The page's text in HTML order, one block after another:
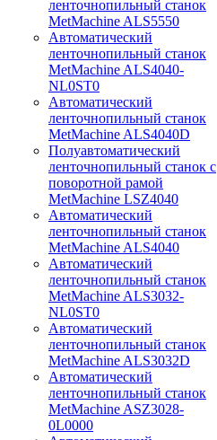
ленточнопильный станок
MetMachine ALS5550
Автоматический
ленточнопильный станок
MetMachine ALS4040-
NL0ST0
Автоматический
ленточнопильный станок
MetMachine ALS4040D
Полуавтоматический
ленточнопильный станок с
поворотной рамой
MetMachine LSZ4040
Автоматический
ленточнопильный станок
MetMachine ALS4040
Автоматический
ленточнопильный станок
MetMachine ALS3032-
NL0ST0
Автоматический
ленточнопильный станок
MetMachine ALS3032D
Автоматический
ленточнопильный станок
MetMachine ASZ3028-
0L0000